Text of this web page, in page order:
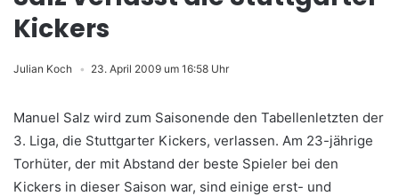
Kickers
Julian Koch 23. April 2009 um 16:58 Uhr
Manuel Salz wird zum Saisonende den Tabellenletzten der
3. Liga, die Stuttgarter Kickers, verlassen. Am 23-jährige
Torhüter, der mit Abstand der beste Spieler bei den
Kickers in dieser Saison war, sind einige erst- und